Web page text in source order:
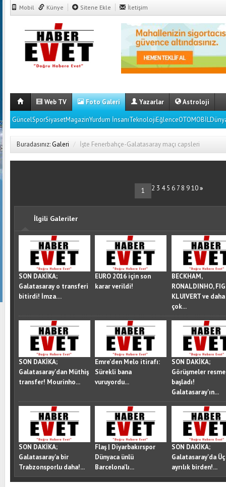
Mobil Künye Sitene Ekle İletişim
Web TV Foto Galeri Yazarlar Astroloji
GüncelSporSiyasetMagazinYurdum
Buradasınız:Galeri / İşte Fenerbahçe-Galatasaray maçı capsleri
1 2 3 4 5 6 7 8 9 10»
İlgili Galeriler
SON DAKİKA;
Galatasaray o transferi
bitirdi! İmza…
EURO 2016 için son
karar verildi!
BECKHAM,
RONALDINHO,
KLUIVERT ve
çok...
SON DAKİKA;
Galatasaray'dan Müthiş
transfer! Mourinho...
Emre'den Melo itirafı:
Sürekli bana
vuruyordu...
SON DAKİKA;
Görüşmeler
başladı!
Galatasaray'ın...
SON DAKİKA;
Galatasaray'a bir
Trabzonsporlu daha!...
Flaş | Diyarbakırspor
Dünyaca ünlü
Barcelona'lı...
SON DAKİKA;
Galatasaray'da Üç
ayrılık birden!...